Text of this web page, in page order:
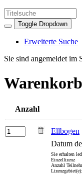
Toggle Dropdown
Erweiterte Suche
Sie sind angemeldet
Warenkorb
Anzahl
Ellbogen
Datum
Sie erhalten
Einzellizenz
Anzahl